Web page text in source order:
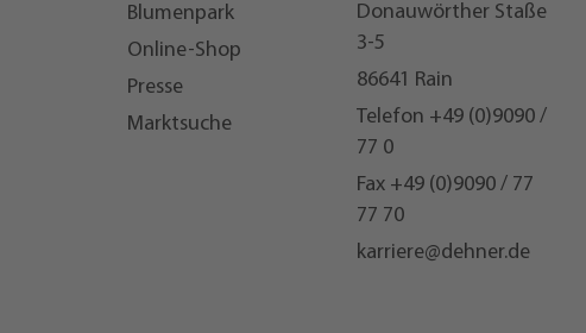
Blumenpark
Online-Shop
Presse
Marktsuche
Donauwörther Staße
3-5
86641 Rain
Telefon +49 (0)9090 /
77 0
Fax +49 (0)9090 / 77
77 70
karriere@dehner.de